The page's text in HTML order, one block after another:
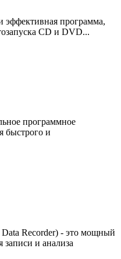
эффективная программа,
CD и DVD...
программное
быстрого и
Recorder) - это мощный
записи и анализа